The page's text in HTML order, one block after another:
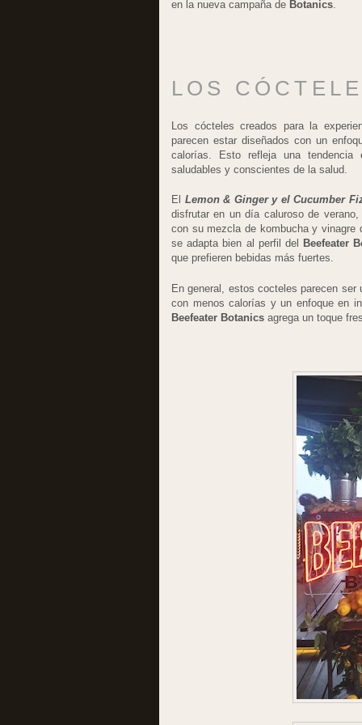
en la nueva campaña de Botanics
LOS
Los cócteles creados para la
parecen estar diseñados con un
calorías. Esto refleja una
saludables y conscientes de la salud.
El Lemon & Ginger y el Cucumber
disfrutar en un día caluroso de
con su mezcla de kombucha y vinagre
se adapta bien al perfil del
Beefeater
que prefieren bebidas más fuertes.
En general, estos cocteles parecen ser
con menos calorías y un enfoque en
Beefeater Botanics agrega un toque